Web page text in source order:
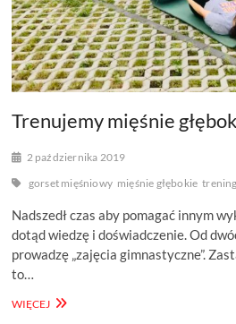
Trenujemy mięśnie
2 października 2019
gorset mięśniowy mięśnie głębokie trening
Nadszedł czas aby pomagać innym
dotąd wiedzę i doświadczenie. Od
prowadzę „zajęcia gimnastyczne”.
to…
WIĘCEJTRENUJEMY